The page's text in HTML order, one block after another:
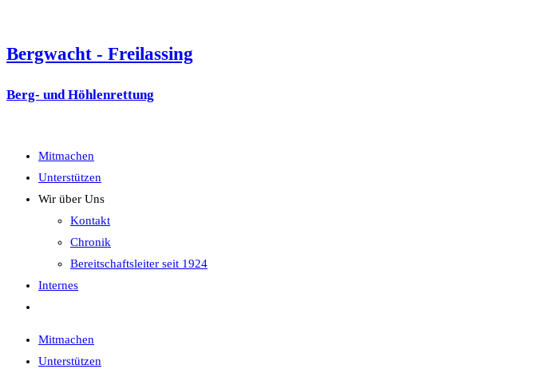
springen
Bergwacht - Freilassing
Berg- und Höhlenrettung
Mitmachen
Unterstützen
Wir über Uns
Kontakt
Chronik
Bereitschaftsleiter seit 1924
Internes
umschalten
Mitmachen
Unterstützen